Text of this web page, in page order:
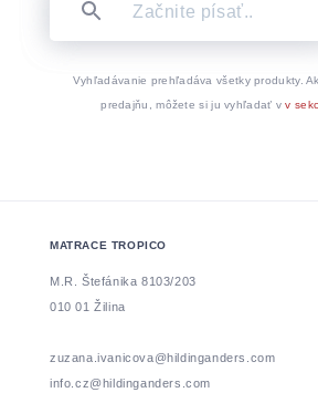
Vyhľadávanie prehľadáva všetky produkty.
predajňu, môžete si ju vyhľadať vv
MATRACE TROPICO
M.R. Štefánika 8103/203
010 01 Žilina
zuzana.ivanicova@hildinganders.com
info.cz@hildinganders.com